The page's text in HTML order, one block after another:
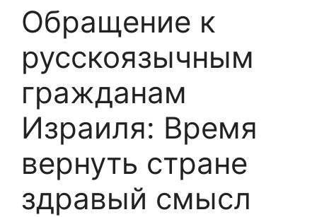
Обращение к
русскоязычным
гражданам
Израиля: Время
вернуть стране
здравый смысл